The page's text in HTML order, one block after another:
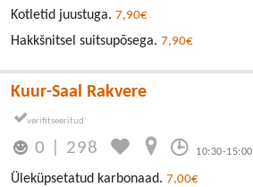
Kotletid juustuga. 7,90€
Hakkšnitsel suitsupõsega. 7,90€
Kuur-Saal Rakvere
0 298 10:30-15:00
Üleküpsetatud karbonaad. 7,00€